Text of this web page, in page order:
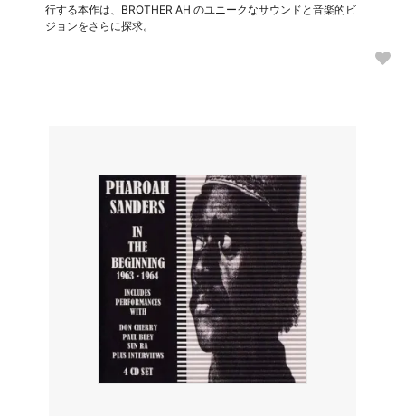
行する本作は、BROTHER AH のユニークなサウンドと音楽的ビ
ジョンをさらに探求。